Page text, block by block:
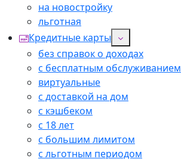
на новостройку
льготная
Кредитные карты
без справок о доходах
с бесплатным обслуживанием
виртуальные
с доставкой на дом
с кэшбеком
с 18 лет
с большим лимитом
с льготным периодом